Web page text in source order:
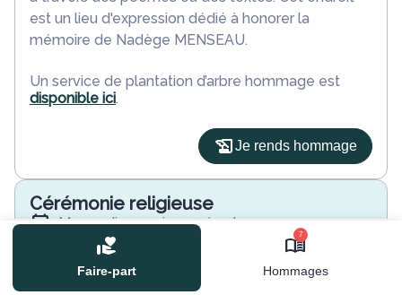
Faire-part
7
Hommages
est un lieu d'expression dédié à honorer la
mémoire de Nadège MENSEAU.
Un service de plantation d’arbre hommage est
disponible ici.
Je rends hommage
Cérémonie religieuse
mercredi 14 mai 2025 à 10h30
Abbatiale la Trinité de Vendome
3 Rue de l'Abbaye
41100 Vendome